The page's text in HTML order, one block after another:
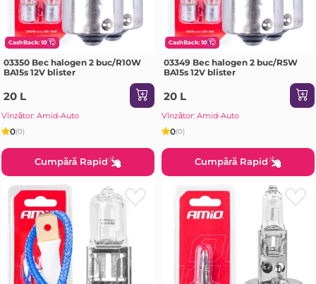
CashBack: 10
03350 Bec halogen 2 buc/R10W
BA15s 12V blister
20 L
Vînzător: Amid-Auto
0(0)
Cumpără Rapid
CashBack: 10
03349 Bec halogen 2 buc/R5W
BA15s 12V blister
20 L
Vînzător: Amid-Auto
0(0)
Cumpără Rapid